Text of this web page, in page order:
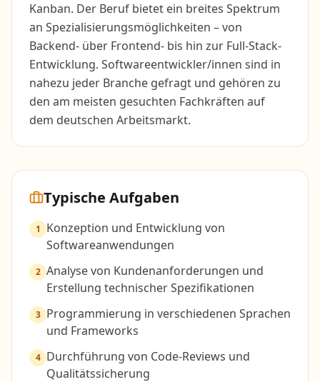
Kanban. Der Beruf bietet ein breites Spektrum
an Spezialisierungsmöglichkeiten – von
Backend- über Frontend- bis hin zur Full-Stack-
Entwicklung. Softwareentwickler/innen sind in
nahezu jeder Branche gefragt und gehören zu
den am meisten gesuchten Fachkräften auf
dem deutschen Arbeitsmarkt.
Typische Aufgaben
1
Konzeption und Entwicklung von
Softwareanwendungen
2 Analyse von Kundenanforderungen und
Erstellung technischer Spezifikationen
3 Programmierung in verschiedenen Sprachen
und Frameworks
4 Durchführung von Code-Reviews und
Qualitätssicherung